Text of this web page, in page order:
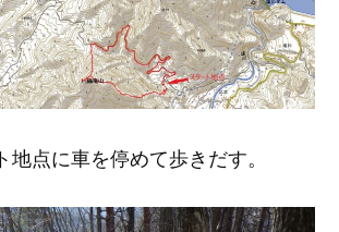
地点に車を停めて歩きだす。